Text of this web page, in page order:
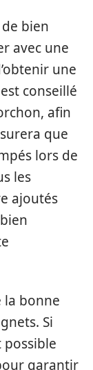
bien
avec une
une
conseillé
afin
que
lors de
les
ajoutés
la bonne
Si
possible
garantir